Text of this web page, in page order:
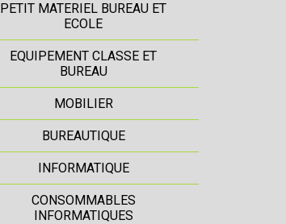
PETIT MATERIEL BUREAU ET
ECOLE
EQUIPEMENT CLASSE ET
BUREAU
MOBILIER
BUREAUTIQUE
INFORMATIQUE
CONSOMMABLES
INFORMATIQUES